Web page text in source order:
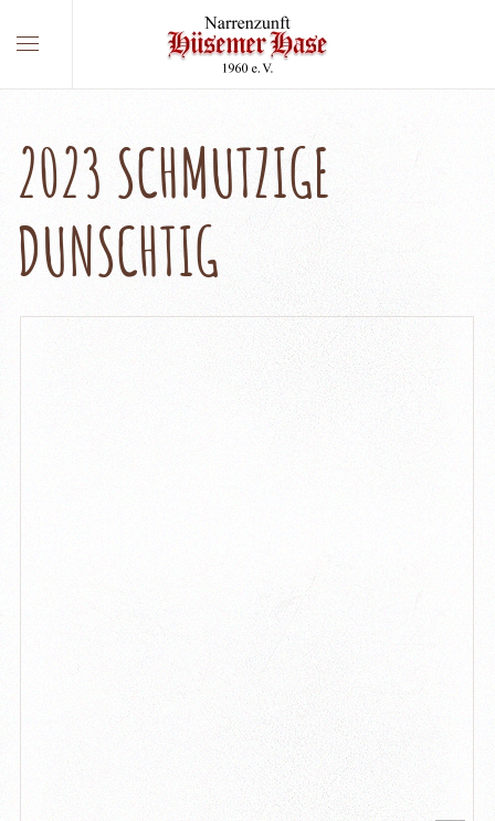
2023 SCHMUTZIGE
DUNSCHTIG